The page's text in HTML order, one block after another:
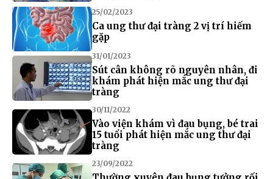
25/02/2023
Ca ung thư đại tràng 2 vị trí hiếm
gặp
31/01/2023
Sút cân không rõ nguyên nhân, đi
khám phát hiện mắc ung thư đại
tràng
30/11/2022
Vào viện khám vì đau bụng, bé trai
15 tuổi phát hiện mắc ung thư đại
tràng
23/09/2022